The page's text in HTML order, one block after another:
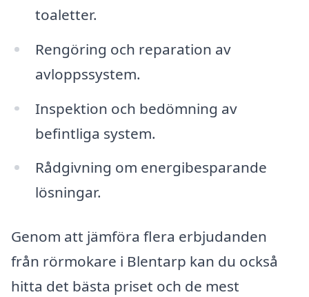
toaletter.
Rengöring och reparation av
avloppssystem.
Inspektion och bedömning av
befintliga system.
Rådgivning om energibesparande
lösningar.
Genom att jämföra flera erbjudanden
från rörmokare i Blentarp kan du också
hitta det bästa priset och de mest